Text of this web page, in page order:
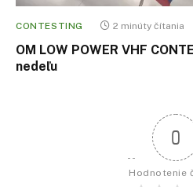
CONTESTING 2 minúty čítania
OM LOW POWER VHF
nedeľu
0
Hodnotenie